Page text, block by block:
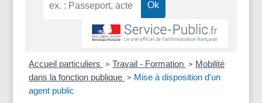
Accueil particuliers > Travail - Formation > Mobilité
dans la fonction publique > Mise à disposition d'un
agent public